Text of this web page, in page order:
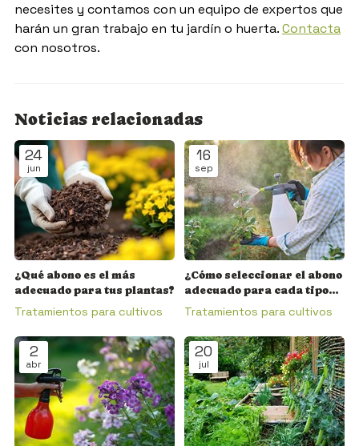
necesites y contamos con un equipo de expertos que
harán un gran trabajo en tu jardín o huerta.Contacta
con nosotros.
Noticias relacionadas
24
jun
¿Qué abono es el más
adecuado para tus plantas?
Tratamientos para cultivos
16
sep
¿Cómo seleccionar el abono
adecuado para cada tipo
de planta en tu jardín o
Tratamientos para cultivos
2
abr
20
jul